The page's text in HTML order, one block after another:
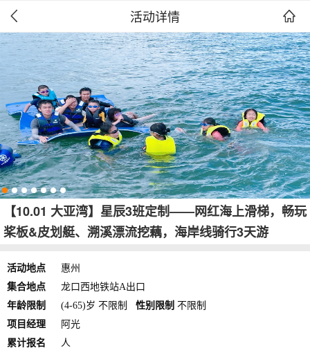
 活动详情 
【10.01 大亚湾】星辰3班定制——网红海上滑梯，畅玩
桨板&皮划艇、溯溪漂流挖藕，海岸线骑行3天游
活动地点
惠州
集合地点
龙口西地铁站A出口
年龄限制
(4-65)岁 不限制 性别限制 不限制
项目经理
阿光
累计报名
人